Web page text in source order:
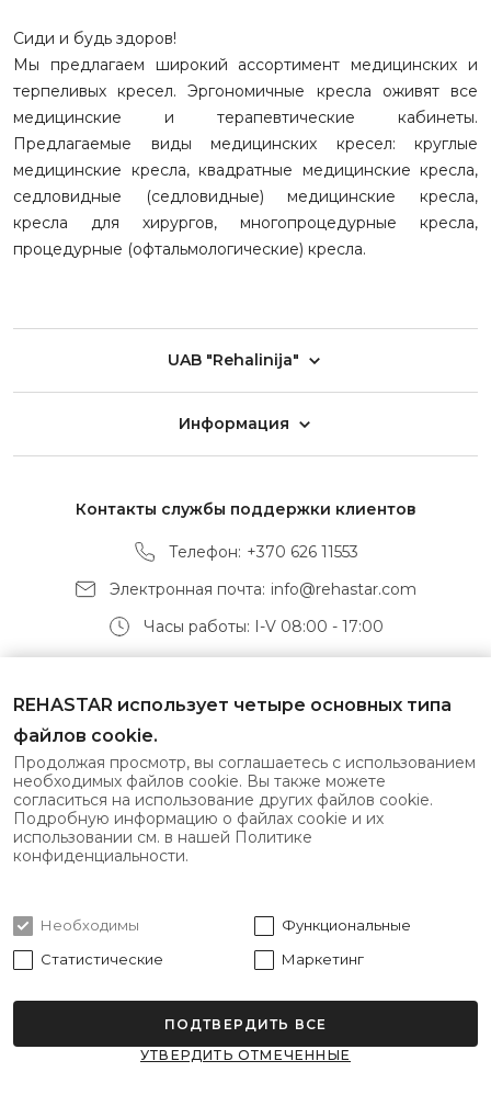
Сиди и будь здоров!
Мы предлагаем широкий ассортимент медицинских и
терпеливых кресел. Эргономичные кресла оживят все
медицинские и терапевтические кабинеты.
Предлагаемые виды медицинских кресел: круглые
медицинские кресла, квадратные медицинские кресла,
седловидные (седловидные) медицинские кресла,
кресла для хирургов, многопроцедурные кресла,
процедурные (офтальмологические) кресла.
UAB "Rehalinija"
Информация
Контакты службы поддержки клиентов
Телефон: +370 626 11553
Электронная почта: info@rehastar.com
Часы работы: I-V 08:00 - 17:00
Подписаться
Все права защищены © 2026 Rehastar.
Решение:
REHASTAR использует четыре основных типа
файлов cookie.
Продолжая просмотр, вы соглашаетесь с использованием
необходимых файлов cookie. Вы также можете
согласиться на использование других файлов cookie.
Подробную информацию о файлах cookie и их
использовании см. в нашей Политике
конфиденциальности.
Необходимы
Функциональные
Статистические
Маркетинг
УТВЕРДИТЬ ОТМЕЧЕННЫЕ
ПОДТВЕРДИТЬ ВСЕ